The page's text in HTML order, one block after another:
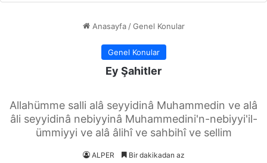
Anasayfa / Genel Konular
Genel Konular
Ey Şahitler
Allahümme salli alâ seyyidinâ Muhammedin ve alâ
âli seyyidinâ nebiyyinâ Muhammedini'n-nebiyyi'il-
ümmiyyi ve alâ âlihî ve sahbihî ve sellim
ALPER Bir dakikadan az